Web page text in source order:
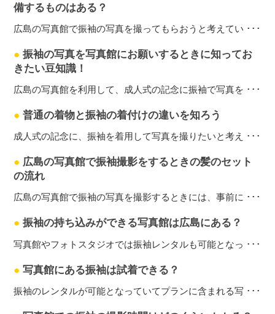
備するものはある？
広島の写真館で振袖の写真を撮ってもらおうと考えてい ･･･
● 振袖の写真を写真館にお願いするときに知ってお
きたい豆知識！
広島の写真館を利用して、成人式の記念に振袖で写真を ･･･
● 普通の着物と振袖の着付けの違いを知ろう
成人式の記念に、振袖を着用して写真を撮りたいと考え ･･･
● 広島の写真館で振袖撮影をするときの髪のセット
の流れ
広島の写真館で振袖の写真を撮影するときには、事前に ･･･
● 振袖の持ち込みができる写真館は広島にある？
写真館やフォトスタジオでは振袖レンタルも可能となっ ･･･
● 写真館にある振袖は試着できる？
振袖のレンタルが可能となっていてプランに含まれる写 ･･･